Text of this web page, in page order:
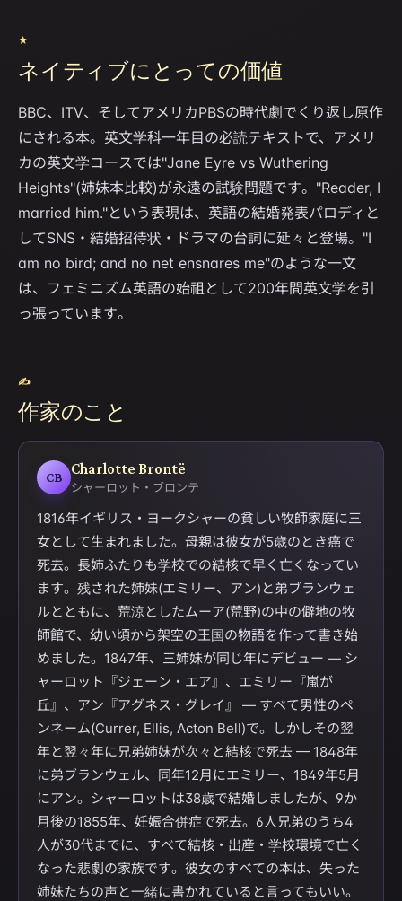
★
ネイティブにとっての価値
BBC、ITV、そしてアメリカPBSの時代劇でくり返し原作
にされる本。英文学科一年目の必読テキストで、アメリ
カの英文学コースでは"Jane Eyre vs Wuthering
Heights"(姉妹本比較)が永遠の試験問題です。"Reader, I
married him."という表現は、英語の結婚発表パロディと
してSNS・結婚招待状・ドラマの台詞に延々と登場。"I
am no bird; and no net ensnares me"のような一文
は、フェミニズム英語の始祖として200年間英文学を引
っ張っています。
✍
作家のこと
CB Charlotte Brontë
シャーロット・ブロンテ
1816年イギリス・ヨークシャーの貧しい牧師家庭に三
女として生まれました。母親は彼女が5歳のとき癌で
死去。長姉ふたりも学校での結核で早く亡くなってい
ます。残された姉妹(エミリー、アン)と弟ブランウェ
ルとともに、荒涼としたムーア(荒野)の中の僻地の牧
師館で、幼い頃から架空の王国の物語を作って書き始
めました。1847年、三姉妹が同じ年にデビュー — シ
ャーロット『ジェーン・エア』、エミリー『嵐が
丘』、アン『アグネス・グレイ』 — すべて男性のペ
ンネーム(Currer, Ellis, Acton Bell)で。しかしその翌
年と翌々年に兄弟姉妹が次々と結核で死去 — 1848年
に弟ブランウェル、同年12月にエミリー、1849年5月
にアン。シャーロットは38歳で結婚しましたが、9か
月後の1855年、妊娠合併症で死去。6人兄弟のうち4
人が30代までに、すべて結核・出産・学校環境で亡く
なった悲劇の家族です。彼女のすべての本は、失った
姉妹たちの声と一緒に書かれていると言ってもいい。